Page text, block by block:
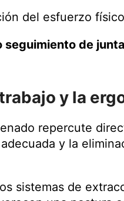
del esfuerzo
seguimiento de junta
y la
repercute
y la
sistemas de